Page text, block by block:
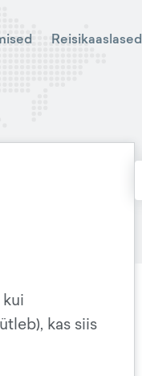
Reisikaaslased
kas siis